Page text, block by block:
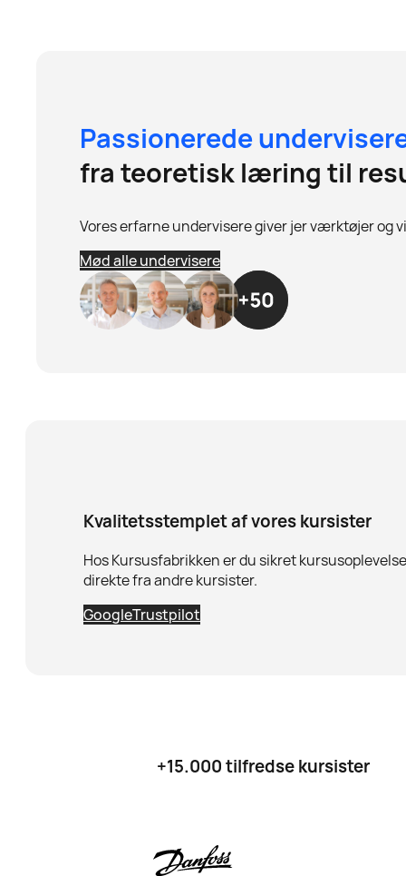
Passionerede
fra teoretisk læring til
Vores erfarne undervisere giver jer værktøjer
Mød alle undervisere
Kvalitetsstemplet af vores kursister
Hos Kursusfabrikken er du sikret
direkte fra andre kursister.
GoogleTrustpilot
+15.000 tilfredse kursister